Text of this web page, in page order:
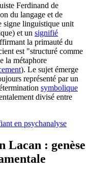
Ferdinand de
du langage et de
signe linguistique unit
et un signifié
la primauté du
est "structuré comme
la métaphore
). Le sujet émerge
représenté par un
symbolique
divisé entre
en psychanalyse
Lacan : genèse